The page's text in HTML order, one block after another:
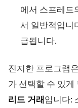
에서 스프레드
서 일반적입니
급됩니다.
진지한 프로그램
가 선택할 수 있
리드 거래입니다: